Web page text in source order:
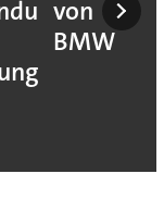
von
BMW